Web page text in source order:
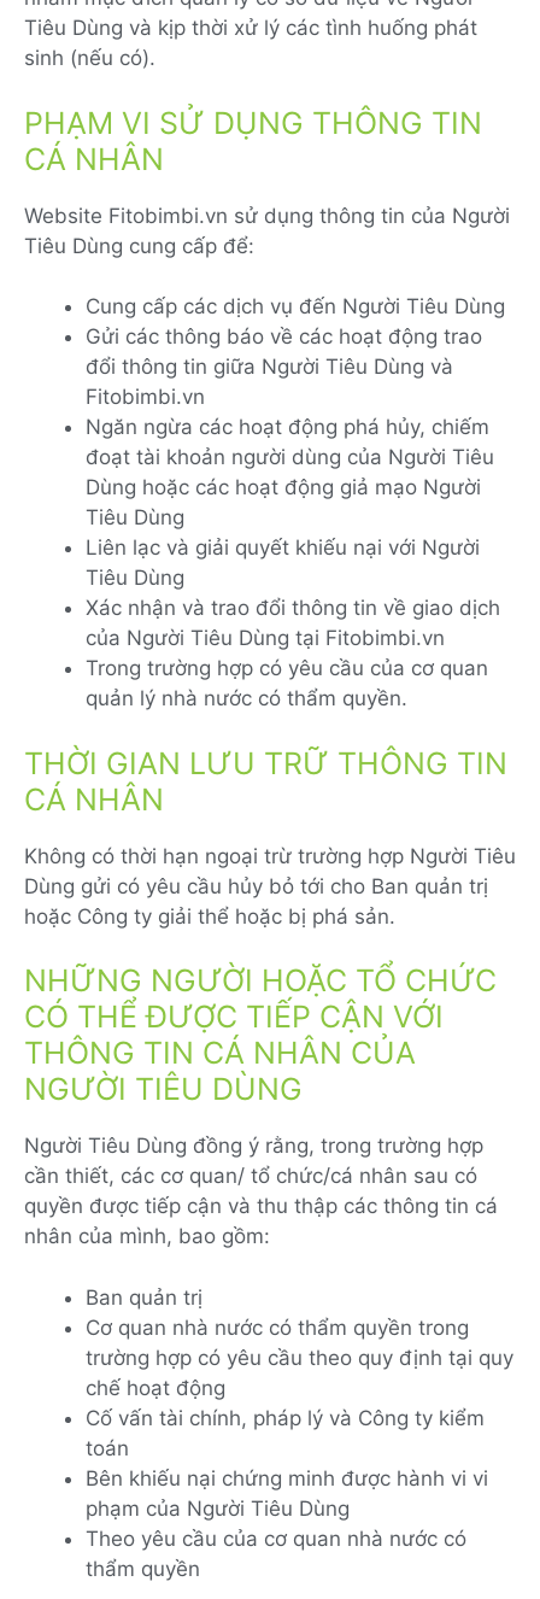
Tiêu Dùng và kịp thời xử lý các tình huống phát
sinh (nếu có).
PHẠM VI SỬ DỤNG THÔNG TIN
CÁ NHÂN
Website Fitobimbi.vn sử dụng thông tin của Người
Tiêu Dùng cung cấp để:
Cung cấp các dịch vụ đến Người Tiêu Dùng
Gửi các thông báo về các hoạt động trao
đổi thông tin giữa Người Tiêu Dùng và
Fitobimbi.vn
Ngăn ngừa các hoạt động phá hủy, chiếm
đoạt tài khoản người dùng của Người Tiêu
Dùng hoặc các hoạt động giả mạo Người
Tiêu Dùng
Liên lạc và giải quyết khiếu nại với Người
Tiêu Dùng
Xác nhận và trao đổi thông tin về giao dịch
của Người Tiêu Dùng tại Fitobimbi.vn
Trong trường hợp có yêu cầu của cơ quan
quản lý nhà nước có thẩm quyền.
THỜI GIAN LƯU TRỮ THÔNG TIN
CÁ NHÂN
Không có thời hạn ngoại trừ trường hợp Người Tiêu
Dùng gửi có yêu cầu hủy bỏ tới cho Ban quản trị
hoặc Công ty giải thể hoặc bị phá sản.
NHỮNG NGƯỜI HOẶC TỔ CHỨC
CÓ THỂ ĐƯỢC TIẾP CẬN VỚI
THÔNG TIN CÁ NHÂN CỦA
NGƯỜI TIÊU DÙNG
Người Tiêu Dùng đồng ý rằng, trong trường hợp
cần thiết, các cơ quan/ tổ chức/cá nhân sau có
quyền được tiếp cận và thu thập các thông tin cá
nhân của mình, bao gồm:
Ban quản trị
Cơ quan nhà nước có thẩm quyền trong
trường hợp có yêu cầu theo quy định tại quy
chế hoạt động
Cố vấn tài chính, pháp lý và Công ty kiểm
toán
Bên khiếu nại chứng minh được hành vi vi
phạm của Người Tiêu Dùng
Theo yêu cầu của cơ quan nhà nước có
thẩm quyền